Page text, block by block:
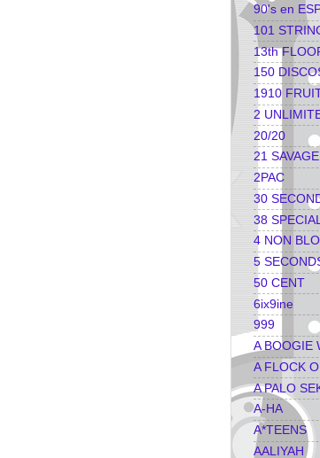
90's en
101
13th
150
1910
2
20/20
21 SAVAGE
2PAC
30
38 SPECIAL
4 NON
5
50 CENT
6ix9ine
999
A BOOGIE
A FLOCK
A PALO
A-HA
A*TEENS
AALIYAH